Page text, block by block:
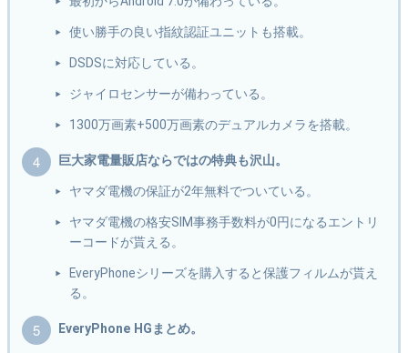
使い勝手の良い指紋認証ユニットも搭載。
DSDSに対応している。
ジャイロセンサーが備わっている。
1300万画素+500万画素のデュアルカメラを搭載。
巨大家電量販店ならではの特典も沢山。
ヤマダ電機の保証が2年無料でついている。
ヤマダ電機の格安SIM事務手数料が0円になるエントリ
ーコードが貰える。
EveryPhoneシリーズを購入すると保護フィルムが貰え
る。
EveryPhone HGまとめ。